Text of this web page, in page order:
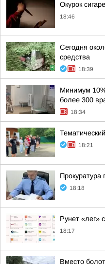
Окурок
18:46
Сегодня
средства
18:39
Минимум 10%
более 300
18:34
18:21
Прокуратура
18:18
Рунет «лег»
18:17
Вместо